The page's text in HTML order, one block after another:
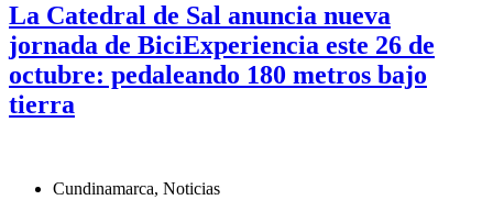
La Catedral de Sal anuncia nueva
jornada de BiciExperiencia este 26 de
octubre: pedaleando 180 metros bajo
tierra
Cundinamarca, Noticias